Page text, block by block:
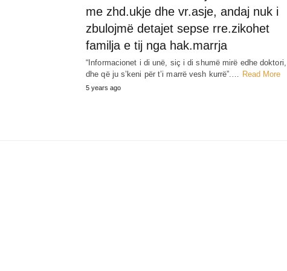
me zhd.ukje dhe vr.asje, andaj nuk i
zbulojmë detajet sepse rre.zikohet
familja e tij nga hak.marrja
“Informacionet i di unë, siç i di shumë mirë edhe doktori,
dhe që ju s’keni për t’i marrë vesh kurrë”.… Read More
5 years ago